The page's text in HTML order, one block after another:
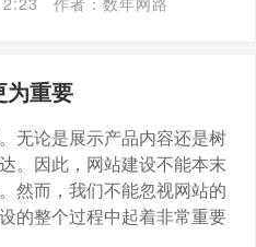
为重要
无论是展示产品内容还是树
。因此，网站建设不能本末
然而，我们不能忽视网站的
的整个过程中起着非常重要